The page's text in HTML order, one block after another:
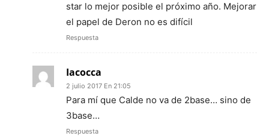
star lo mejor posible el próximo año. Mejorar
el papel de Deron no es difícil
Respuesta
Iacocca
2 julio 2017 En 21:05
Para mí que Calde no va de 2base… sino de
3base…
Respuesta